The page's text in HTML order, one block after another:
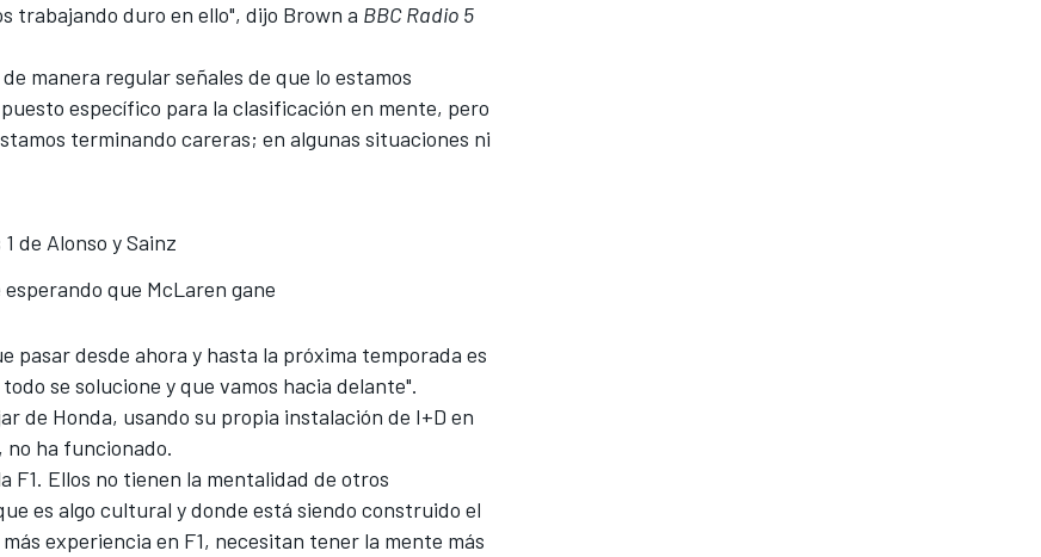
trabajando duro en ello", dijo Brown a BBC Radio 5
manera regular señales de que lo estamos
específico para la clasificación en mente, pero
terminando careras; en algunas situaciones ni
de Alonso y Sainz
que McLaren gane
pasar desde ahora y hasta la próxima temporada es
se solucione y que vamos hacia delante".
de Honda, usando su propia instalación de I+D en
no ha funcionado.
F1. Ellos no tienen la mentalidad de otros
es algo cultural y donde está siendo construido el
experiencia en F1, necesitan tener la mente más